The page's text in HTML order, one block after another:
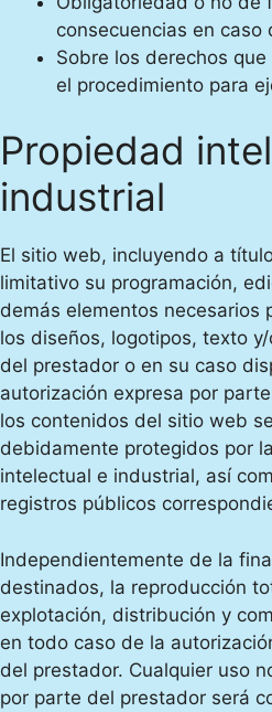
consecuencias en caso
Sobre los derechos
el procedimiento para
Propiedad
industrial
El sitio web, incluyendo a
limitativo su programación,
demás elementos necesarios
los diseños, logotipos, texto
del prestador o en su caso
autorización expresa por
los contenidos del sitio web
debidamente protegidos por
intelectual e industrial, así
registros públicos
Independientemente de la
destinados, la reproducción
explotación, distribución y
en todo caso de la
del prestador. Cualquier uso
por parte del prestador será